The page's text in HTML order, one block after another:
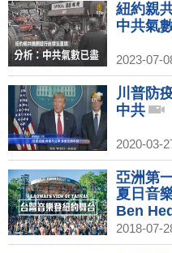
紐約親
中共氣
2023-07-
川普防
中共
2020-03-
亞洲第
夏日音
Ben
2018-07-